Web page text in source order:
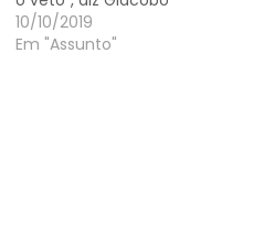
10/10/2019
Em "Assunto"